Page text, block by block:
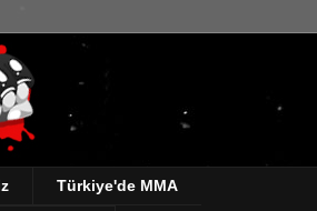
Türkiye'de MMA